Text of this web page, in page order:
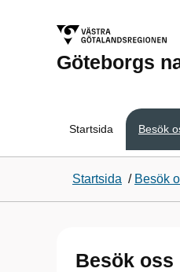
Göteborgs
Startsida Besök
Startsida / Besök
Besök oss